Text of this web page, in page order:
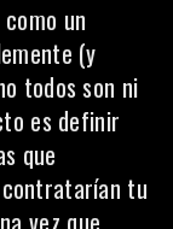
un
(y
todos son ni
es definir
que
tu